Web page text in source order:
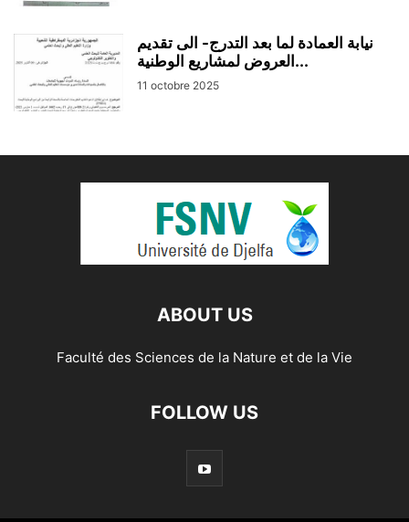
نيابة العمادة لما بعد التدرج- الى تقديم
العروض لمشاريع الوطنية...
11 octobre 2025
ABOUT US
Faculté des Sciences de la Nature et de la Vie
FOLLOW US